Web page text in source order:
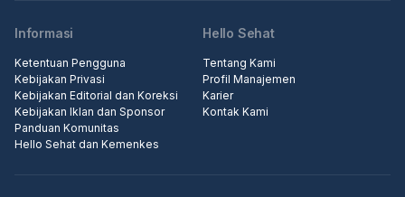
Informasi
Ketentuan Pengguna
Kebijakan Privasi
Kebijakan Editorial dan Koreksi
Kebijakan Iklan dan Sponsor
Panduan Komunitas
Hello Sehat dan Kemenkes
Hello Sehat
Tentang Kami
Profil Manajemen
Karier
Kontak Kami